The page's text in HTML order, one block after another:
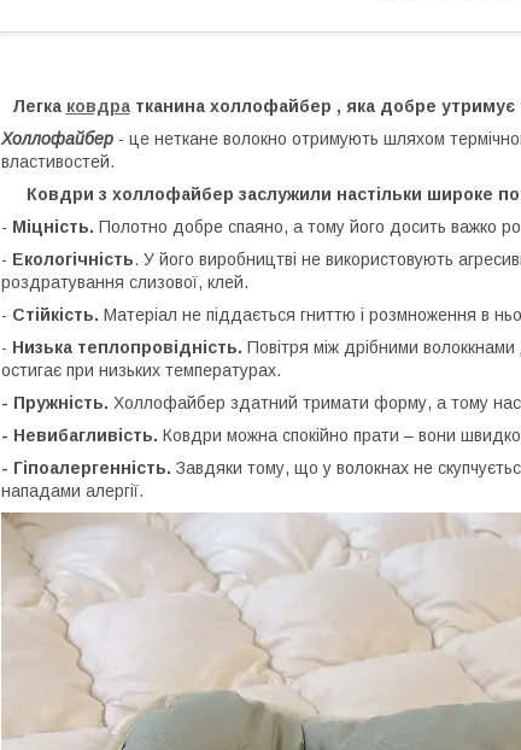
Легка ковдратканина холлофайбер , яка добре утримує
Холлофайбер - це неткане волокно отримують шляхом
властивостей.
Ковдри з холлофайбер заслужили настільки широке
- Міцність. Полотно добре спаяно, а тому його досить важко
- Екологічність. У його виробництві не використовують
роздратування слизової, клей.
- Стійкість. Матеріал не піддається гниттю і розмноження в
- Низька теплопровідність. Повітря між дрібними
остигає при низьких температурах.
- Пружність. Холлофайбер здатний тримати форму, а тому
- Невибагливість. Ковдри можна спокійно прати – вони швидко
- Гіпоалергенність. Завдяки тому, що у волокнах не
нападами алергії.